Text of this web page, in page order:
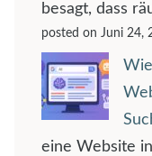
besagt, dass
posted on Juni 24,
eine Website